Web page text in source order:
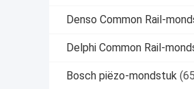
Denso Common Rail-
Delphi Common Rail-
Bosch piëzo-mondstuk